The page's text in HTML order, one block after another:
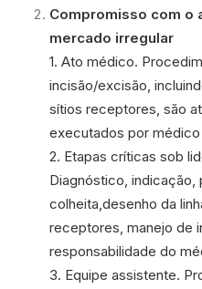
Compromisso com o
mercado irregular
1. Ato médico.
incisão/excisão,
sítios receptores, são
executados por médico
2. Etapas críticas sob
Diagnóstico, indicação,
colheita,desenho da
receptores, manejo de
responsabilidade do
3. Equipe assistente.